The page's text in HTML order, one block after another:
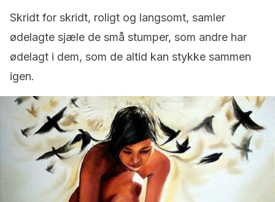
Skridt for skridt, roligt og langsomt, samler
ødelagte sjæle de små stumper, som andre har
ødelagt i dem, som de altid kan stykke sammen
igen.